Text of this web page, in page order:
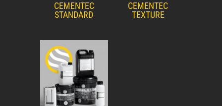
CEMENTEC
STANDARD
CEMENTEC
TEXTURE